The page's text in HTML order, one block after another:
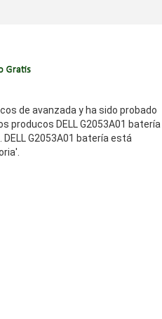
de avanzada y ha sido probado
producos DELL G2053A01 batería
G2053A01 batería está